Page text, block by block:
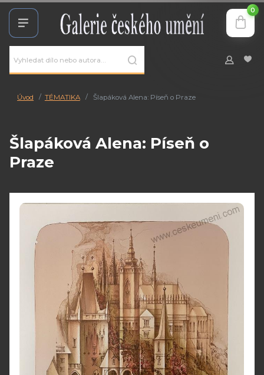
0
Úvod TÉMATIKA Šlapáková Alena: Píseň o Praze
Šlapáková Alena: Píseň o
Praze